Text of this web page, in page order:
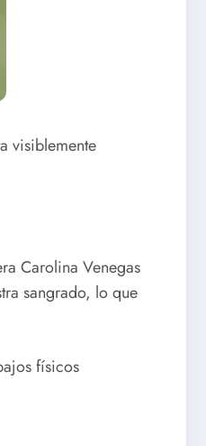
visiblemente
Carolina Venegas
sangrado, lo que
físicos